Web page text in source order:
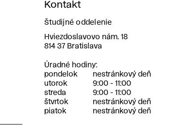
Kontakt
Študijné oddelenie
Adresa
Hviezdoslavovo nám. 18
814 37 Bratislava
Úradné hodiny
pondelok
nestránkový deň
utorok
9:00 - 11:00
streda
9:00 - 11:00
štvrtok
nestránkový deň
piatok
nestránkový deň